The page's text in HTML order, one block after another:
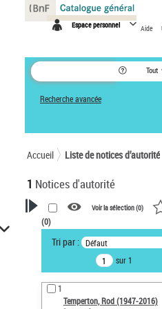
Espace personnel Aide
Tout
Recherche avancée
Accueil Liste de notices d’autorité
1 Notices d'autorité
VOTRE RECHERCHE
Recherche avancée dans les
notices d’autorité
Œuvres liées à l'auteur :
Temperton, Rod (1947-2016)
Voir la sélection (0)
(0)
Tri par : Défaut
sur 1
1
Temperton, Rod (1947-2016)
Panneau de gestion des cookies